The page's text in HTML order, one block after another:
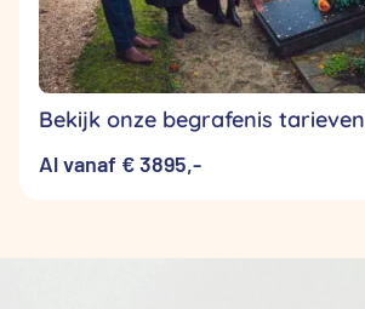
Bekijk onze begrafenis tarieven
Al vanaf € 3895,-